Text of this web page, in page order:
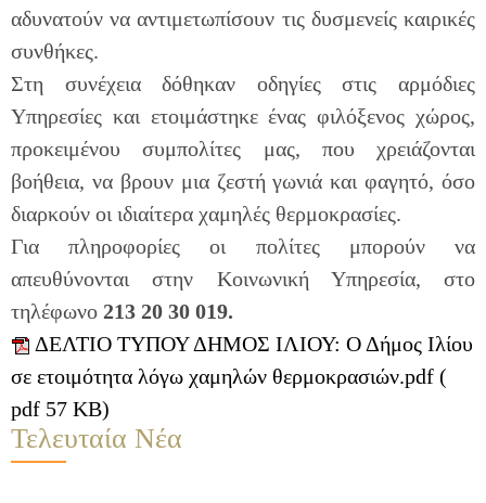
αδυνατούν να αντιμετωπίσουν τις δυσμενείς καιρικές
συνθήκες.
Στη συνέχεια δόθηκαν οδηγίες στις αρμόδιες
Υπηρεσίες και ετοιμάστηκε ένας φιλόξενος χώρος,
προκειμένου συμπολίτες μας, που χρειάζονται
βοήθεια, να βρουν μια ζεστή γωνιά και φαγητό, όσο
διαρκούν οι ιδιαίτερα χαμηλές θερμοκρασίες.
Για πληροφορίες οι πολίτες μπορούν να
απευθύνονται στην Κοινωνική Υπηρεσία, στο
τηλέφωνο 213 20 30 019.
ΔΕΛΤΙΟ ΤΥΠΟΥ ΔΗΜΟΣ ΙΛΙΟΥ: Ο Δήμος Ιλίου
σε ετοιμότητα λόγω χαμηλών θερμοκρασιών.pdf (
pdf 57 KB)
Τελευταία Νέα